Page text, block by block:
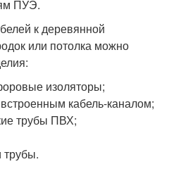
ПУЭ.
к деревянной
или потолка можно
изоляторы;
кабель-каналом;
трубы ПВХ;
трубы.